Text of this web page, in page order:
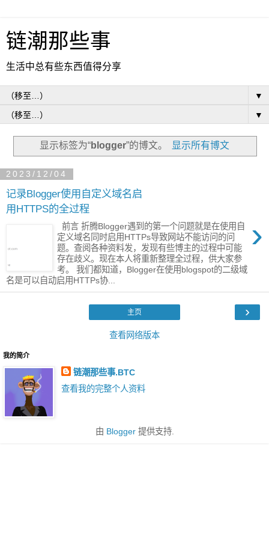
链潮那些事
生活中总有些东西值得分享
▼
▼
显示标签为“blogger”的博文。 显示所有博文
2023/12/04
记录Blogger使用自定义域名启
用HTTPS的全过程
›
前言 折腾Blogger遇到的第一个问题就是在使用自
定义域名同时启用HTTPs导致网站不能访问的问
题。查阅各种资料发，发现有些博主的过程中可能
存在歧义。现在本人将重新整理全过程，供大家参
考。 我们都知道，Blogger在使用blogspot的二级域
名是可以自动启用HTTPs协...
›
主页
查看网络版本
我的简介
链潮那些事.BTC
查看我的完整个人资料
由 Blogger提供支持.